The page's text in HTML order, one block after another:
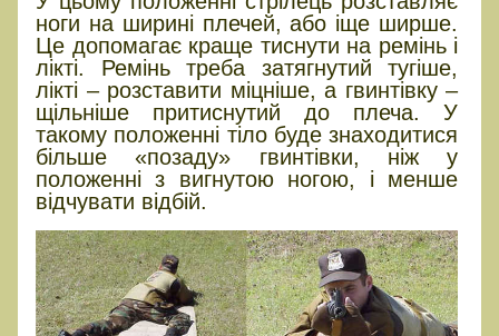
ноги на ширині плечей, або іще ширше.
Це допомагає краще тиснути на ремінь і
лікті. Ремінь треба затягнутий тугіше,
лікті – розставити міцніше, а гвинтівку –
щільніше притиснутий до плеча. У
такому положенні тіло буде знаходитися
більше «позаду» гвинтівки, ніж у
положенні з вигнутою ногою, і менше
відчувати відбій.